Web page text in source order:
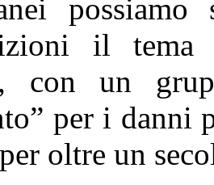
il
con un
per i
oltre un